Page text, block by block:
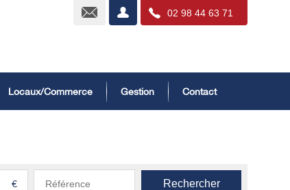
Locaux/Commerce Gestion Contact
Nous contacter
Mon compte02 98 44 63 71
€ Rechercher